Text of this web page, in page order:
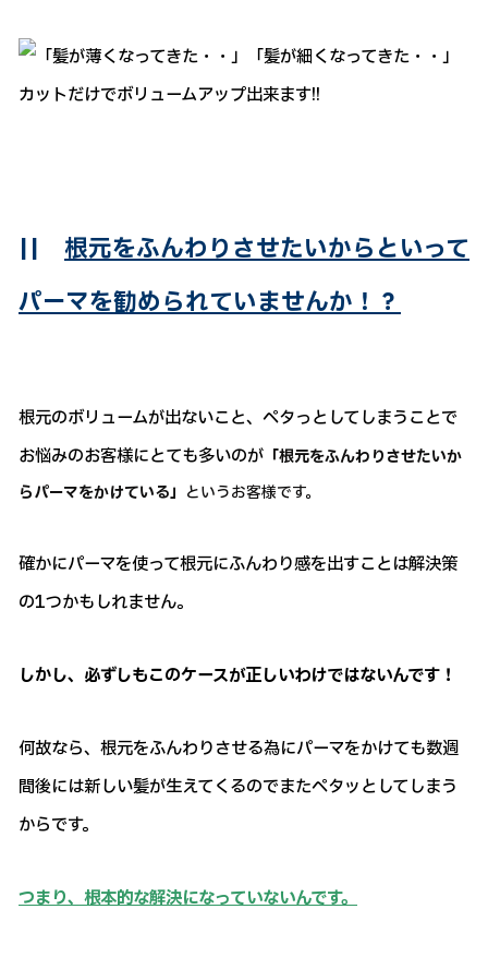
|| 根元をふんわりさせたいからといって
パーマを勧められていませんか！？
根元のボリュームが出ないこと、ペタっとしてしまうことで
お悩みのお客様にとても多いのが 「根元をふんわりさせたいか
らパーマをかけている」 というお客様です。
確かにパーマを使って根元にふんわり感を出すことは解決策
の1つかもしれません。
しかし、必ずしもこのケースが正しいわけではないんです！
何故なら、根元をふんわりさせる為にパーマをかけても数週
間後には新しい髪が生えてくるのでまたペタッとしてしまう
からです。
つまり、根本的な解決になっていないんです。